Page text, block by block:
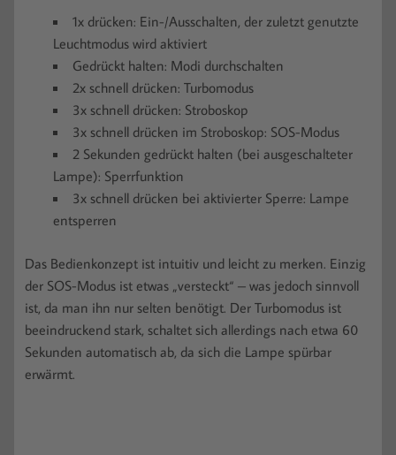
1x drücken: Ein-/Ausschalten, der zuletzt genutzte
Leuchtmodus wird aktiviert
Gedrückt halten: Modi durchschalten
2x schnell drücken: Turbomodus
3x schnell drücken: Stroboskop
3x schnell drücken im Stroboskop: SOS-Modus
2 Sekunden gedrückt halten (bei ausgeschalteter
Lampe): Sperrfunktion
3x schnell drücken bei aktivierter Sperre: Lampe
entsperren
Das Bedienkonzept ist intuitiv und leicht zu merken. Einzig
der SOS-Modus ist etwas „versteckt“ – was jedoch sinnvoll
ist, da man ihn nur selten benötigt. Der Turbomodus ist
beeindruckend stark, schaltet sich allerdings nach etwa 60
Sekunden automatisch ab, da sich die Lampe spürbar
erwärmt.